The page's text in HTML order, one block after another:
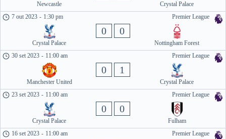
Newcastle
Crystal Palace
Premier League
7 out 2023 - 1:30 pm
Crystal Palace
0 0
Nottingham Forest
Premier League
30 set 2023 - 11:00 am
Manchester United
0 1
Crystal Palace
Premier League
23 set 2023 - 11:00 am
Crystal Palace
0 0
Fulham
Premier League
16 set 2023 - 11:00 am